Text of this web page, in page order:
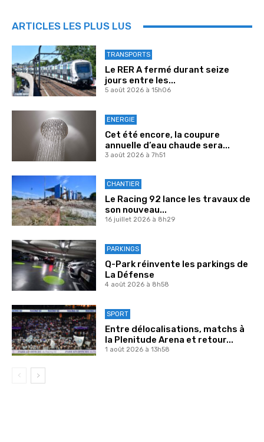
ARTICLES LES PLUS LUS
TRANSPORTS
Le RER A fermé durant seize
jours entre les...
5 août 2026 à 15h06
ENERGIE
Cet été encore, la coupure
annuelle d’eau chaude sera...
3 août 2026 à 7h51
CHANTIER
Le Racing 92 lance les travaux de
son nouveau...
16 juillet 2026 à 8h29
PARKINGS
Q-Park réinvente les parkings de
La Défense
4 août 2026 à 8h58
SPORT
Entre délocalisations, matchs à
la Plenitude Arena et retour...
1 août 2026 à 13h58